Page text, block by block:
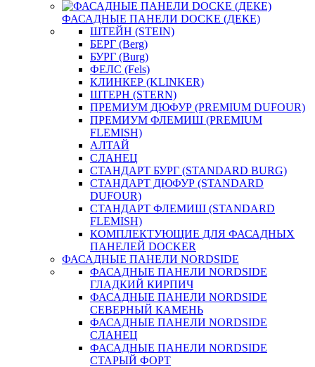
ФАСАДНЫЕ ПАНЕЛИ DOCKE (ДЕКЕ)
ШТЕЙН (STEIN)
БЕРГ (Berg)
БУРГ (Burg)
ФЕЛС (Fels)
КЛИНКЕР (KLINKER)
ШТЕРН (STERN)
ПРЕМИУМ ДЮФУР (PREMIUM DUFOUR)
ПРЕМИУМ ФЛЕМИШ (PREMIUM
FLEMISH)
АЛТАЙ
СЛАНЕЦ
СТАНДАРТ БУРГ (STANDARD BURG)
СТАНДАРТ ДЮФУР (STANDARD
DUFOUR)
СТАНДАРТ ФЛЕМИШ (STANDARD
FLEMISH)
КОМПЛЕКТУЮЩИЕ ДЛЯ ФАСАДНЫХ
ПАНЕЛЕЙ DOCKER
ФАСАДНЫЕ ПАНЕЛИ NORDSIDE
ФАСАДНЫЕ ПАНЕЛИ NORDSIDE
ГЛАДКИЙ КИРПИЧ
ФАСАДНЫЕ ПАНЕЛИ NORDSIDE
СЕВЕРНЫЙ КАМЕНЬ
ФАСАДНЫЕ ПАНЕЛИ NORDSIDE
СЛАНЕЦ
ФАСАДНЫЕ ПАНЕЛИ NORDSIDE
СТАРЫЙ ФОРТ